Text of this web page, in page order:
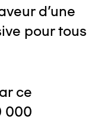
d'une
pour tous
ce
000